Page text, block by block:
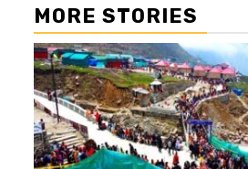
MORE STORIES